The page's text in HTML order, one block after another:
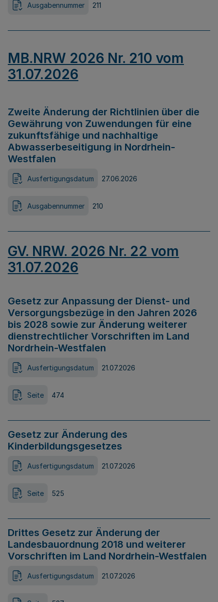
Ausgabennummer 211
MB.NRW 2026 Nr. 210 vom
31.07.2026
Zweite Änderung der Richtlinien über die
Gewährung von Zuwendungen für eine
zukunftsfähige und nachhaltige
Abwasserbeseitigung in Nordrhein-
Westfalen
Ausfertigungsdatum 27.06.2026
Ausgabennummer 210
GV. NRW. 2026 Nr. 22 vom
31.07.2026
Gesetz zur Anpassung der Dienst- und
Versorgungsbezüge in den Jahren 2026
bis 2028 sowie zur Änderung weiterer
dienstrechtlicher Vorschriften im Land
Nordrhein-Westfalen
Ausfertigungsdatum 21.07.2026
Seite 474
Gesetz zur Änderung des
Kinderbildungsgesetzes
Ausfertigungsdatum 21.07.2026
Seite 525
Drittes Gesetz zur Änderung der
Landesbauordnung 2018 und weiterer
Vorschriften im Land Nordrhein-Westfalen
Ausfertigungsdatum 21.07.2026